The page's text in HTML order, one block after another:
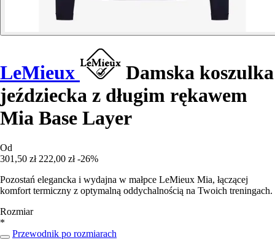
LeMieux
Damska koszulka
jeździecka z długim rękawem
Mia Base Layer
Od
301,50 zł 222,00 zł -26%
Pozostań elegancka i wydajna w małpce LeMieux Mia, łączącej
komfort termiczny z optymalną oddychalnością na Twoich treningach.
Rozmiar
*
Przewodnik po rozmiarach